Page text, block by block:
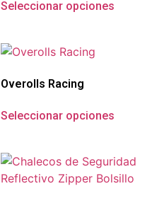
Seleccionar opciones
Overolls Racing
Seleccionar opciones